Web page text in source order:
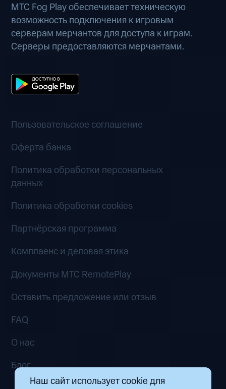
МТС Fog Play обеспечивает техническую
возможность подключения к игровым
серверам мерчантов для доступа к играм.
Серверы предоставляются мерчантами.
Пользовательское соглашение
Оферта банка
Политика обработки персональных
данных
Политика обработки cookies
Партнёрская программа
Комплаенс и деловая этика
Документы MTC RemotePlay
Оставить предложение или отзыв
FAQ
О нас
Блог
Наш сайт использует cookie для